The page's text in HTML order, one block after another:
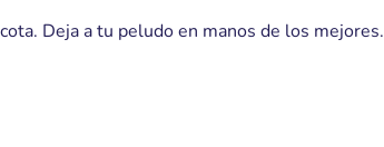
Deja a tu peludo en manos de los mejores.